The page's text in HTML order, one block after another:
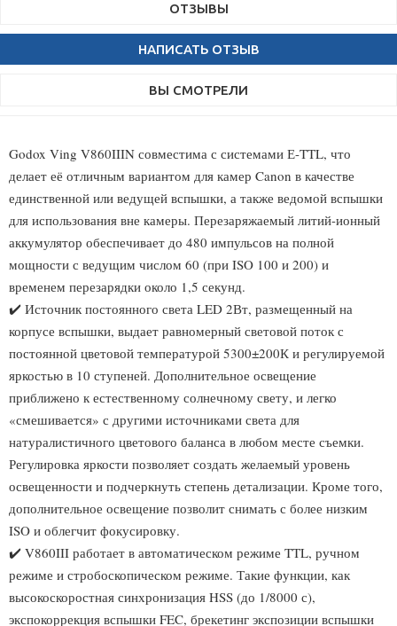
ОТЗЫВЫ
НАПИСАТЬ ОТЗЫВ
ВЫ СМОТРЕЛИ
Godox Ving V860IIIN совместима с системами Е-TTL, что
делает её отличным вариантом для камер Canon в качестве
единственной или ведущей вспышки, а также ведомой вспышки
для использования вне камеры. Перезаряжаемый литий-ионный
аккумулятор обеспечивает до 480 импульсов на полной
мощности с ведущим числом 60 (при ISO 100 и 200) и
временем перезарядки около 1,5 секунд.
✔️ Источник постоянного света LED 2Вт, размещенный на
корпусе вспышки, выдает равномерный световой поток с
постоянной цветовой температурой 5300±200К и регулируемой
яркостью в 10 ступеней. Дополнительное освещение
приближено к естественному солнечному свету, и легко
«смешивается» с другими источниками света для
натуралистичного цветового баланса в любом месте съемки.
Регулировка яркости позволяет создать желаемый уровень
освещенности и подчеркнуть степень детализации. Кроме того,
дополнительное освещение позволит снимать с более низким
ISO и облегчит фокусировку.
✔️ V860III работает в автоматическом режиме TTL, ручном
режиме и стробоскопическом режиме. Такие функции, как
высокоскоростная синхронизация HSS (до 1/8000 с),
экспокоррекция вспышки FEC, брекетинг экспозиции вспышки